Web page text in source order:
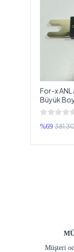
For-x ANL
Büyük
Sigorta –
%69
Müşteri